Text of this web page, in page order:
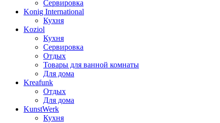
Сервировка
Konig International
Кухня
Koziol
Кухня
Сервировка
Отдых
Товары для ванной комнаты
Для дома
Kreafunk
Отдых
Для дома
KunstWerk
Кухня